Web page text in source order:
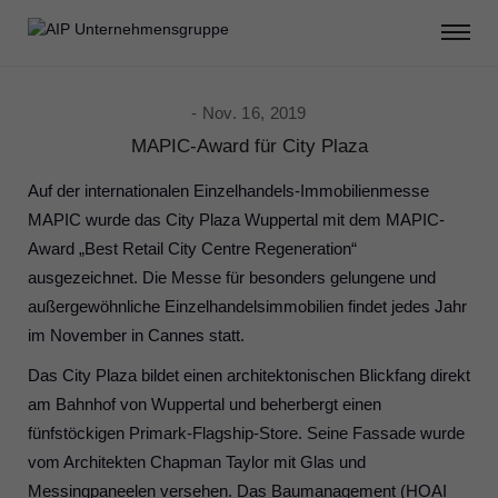
Nov. 16, 2019
MAPIC-Award für City Plaza
Auf der internationalen Einzelhandels-Immobilienmesse
MAPIC wurde das City Plaza Wuppertal mit dem MAPIC-
Award „Best Retail City Centre Regeneration“
ausgezeichnet. Die Messe für besonders gelungene und
außergewöhnliche Einzelhandelsimmobilien findet jedes Jahr
im November in Cannes statt.
Das City Plaza bildet einen architektonischen Blickfang direkt
am Bahnhof von Wuppertal und beherbergt einen
fünfstöckigen Primark-Flagship-Store. Seine Fassade wurde
vom Architekten Chapman Taylor mit Glas und
Messingpaneelen versehen. Das Baumanagement (HOAI